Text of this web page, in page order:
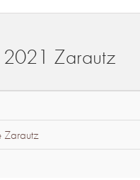
Zarautz
Zarautz